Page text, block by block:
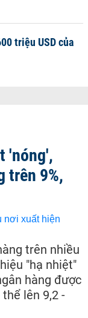
triệu USD của
'nóng',
trên 9%,
trên nhiều
"hạ nhiệt"
hàng được
lên 9,2 -